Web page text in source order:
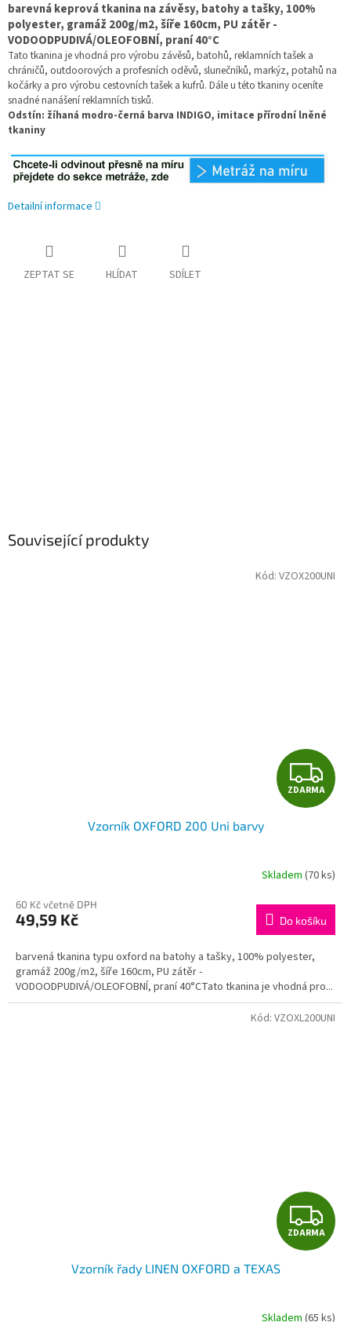
barevná keprová tkanina na závěsy, batohy a tašky, 100%
polyester, gramáž 200g/m2, šíře 160cm, PU zátěr -
VODOODPUDIVÁ/OLEOFOBNÍ, praní 40°C
Tato tkanina je vhodná pro výrobu závěsů, batohů, reklamních tašek a
chráničů, outdoorových a profesních oděvů, slunečníků, markýz, potahů na
kočárky a pro výrobu cestovních tašek a kufrů. Dále u této tkaniny oceníte
snadné nanášení reklamních tisků.
Odstín: žíhaná modro-černá barva INDIGO, imitace přírodní lněné
tkaniny
Detailní informace
ZEPTAT SE HLÍDAT SDÍLET
Související produkty
Z
D
R
M
A
ZDARMA
Vzorník OXFORD 200 Uni barvy
Skladem (70 ks)
60 Kč včetně DPH
49,59 Kč Do košíku
barvená tkanina typu oxford na batohy a tašky, 100% polyester,
gramáž 200g/m2, šíře 160cm, PU zátěr -
VODOODPUDIVÁ/OLEOFOBNÍ, praní 40°CTato tkanina je vhodná pro...
Kód: VZOX200UNI
Z
D
R
ZDARMA
Vzorník řady LINEN OXFORD a TEXAS
Skladem (65 ks)
Kód: VZOXL200UNI